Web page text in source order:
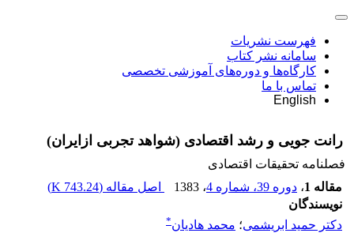
فهرست نشریات
سامانه نشر کتاب
کارگاه‌ها و دوره‌های آموزشی تخصصی
تماس با ما
English
رانت جویی و رشد اقتصادی (شواهد تجربی ازایران)
فصلنامه تحقیقات اقتصادی
مقاله 1
، دوره 39، شماره 4 ، 1383 اصل مقاله (743.24 K
)
نویسندگان
دکتر حمید ابریشمى؛ محمد هادیان*